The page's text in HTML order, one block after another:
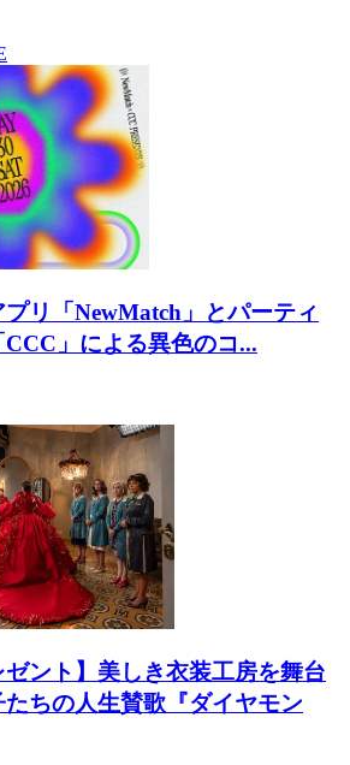
リ「NewMatch」とパーティ
」による異色のコ...
ゼント】美しき衣装工房を舞台
ちの人生賛歌『ダイヤモン